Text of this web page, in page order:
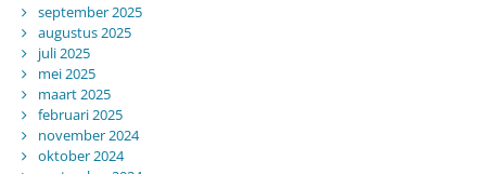
september 2025
augustus 2025
juli 2025
mei 2025
maart 2025
februari 2025
november 2024
oktober 2024